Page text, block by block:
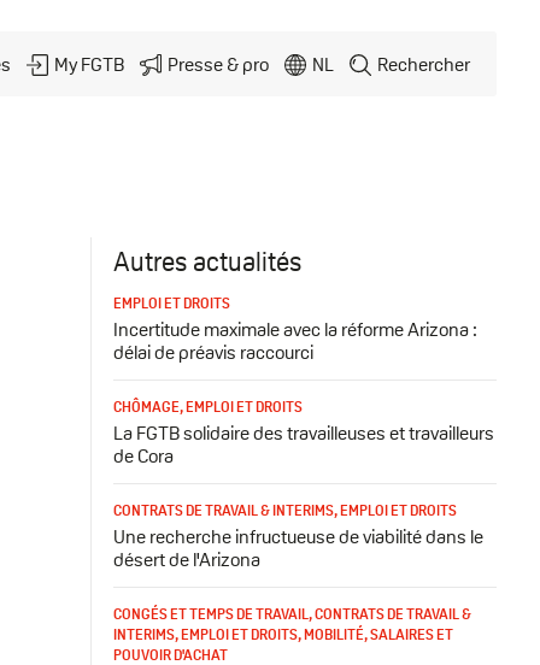
My FGTB Presse & pro NL Rechercher
Autres actualités
EMPLOI ET DROITS
Incertitude maximale avec la réforme Arizona :
délai de préavis raccourci
CHÔMAGE,EMPLOI ET DROITS
La FGTB solidaire des travailleuses et travailleurs
de Cora
CONTRATS DE TRAVAIL & INTERIMS,EMPLOI ET DROITS
Une recherche infructueuse de viabilité dans le
désert de l'Arizona
CONGÉS ET TEMPS DE TRAVAIL ,CONTRATS DE TRAVAIL &
INTERIMS,EMPLOI ET DROITS,MOBILITÉ,SALAIRES ET
POUVOIR D'ACHAT